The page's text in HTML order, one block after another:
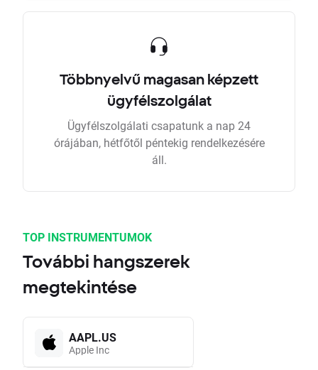
Többnyelvű magasan képzett
ügyfélszolgálat
Ügyfélszolgálati csapatunk a nap 24
órájában, hétfőtől péntekig rendelkezésére
áll.
TOP INSTRUMENTUMOK
További hangszerek
megtekintése
AAPL.US
Apple Inc